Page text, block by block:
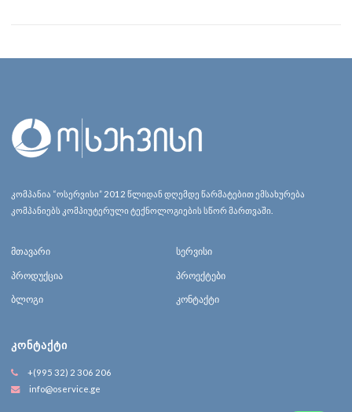
კომპანია “ოსერვისი” 2012 წლიდან დღემდე წარმატებით ემსახურება
კომპანიებს კომპიუტერული ტექნოლოგიების სწორ მართვაში.
მთავარი სერვისი
პროდუქცია პროექტები
ბლოგი კონტაქტი
ᲙᲝᲜᲢᲐᲥᲢᲘ
+(995 32) 2 306 206
info@oservice.ge